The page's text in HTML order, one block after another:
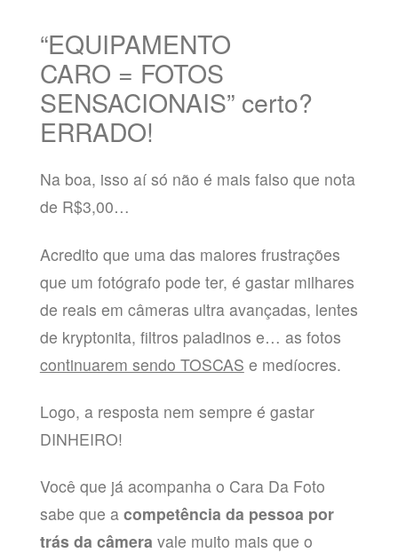
“EQUIPAMENTO
CARO = FOTOS
SENSACIONAIS” certo?
ERRADO!
Na boa, isso aí só não é mais falso que nota
de R$3,00…
Acredito que uma das maiores frustrações
que um fotógrafo pode ter, é gastar milhares
de reais em câmeras ultra avançadas, lentes
de kryptonita, filtros paladinos e… as fotos
continuarem sendo TOSCAS e medíocres.
Logo, a resposta nem sempre é gastar
DINHEIRO!
Você que já acompanha o Cara Da Foto
sabe que a competência da pessoa por
trás da câmera vale muito mais que o